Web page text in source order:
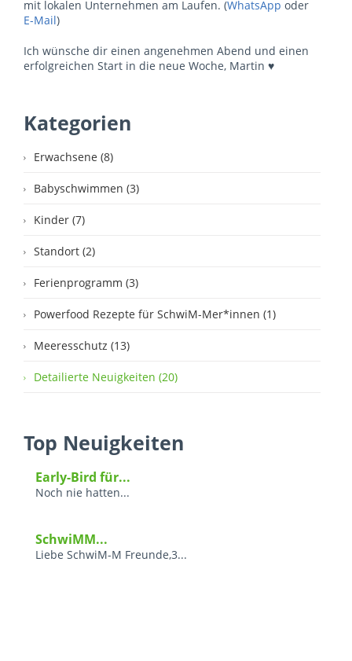
mit lokalen Unternehmen am Laufen. (WhatsApp oder
E-Mail)
Ich wünsche dir einen angenehmen Abend und einen
erfolgreichen Start in die neue Woche, Martin ♥
Kategorien
Erwachsene (8)
Babyschwimmen (3)
Kinder (7)
Standort (2)
Ferienprogramm (3)
Powerfood Rezepte für SchwiM-Mer*innen (1)
Meeresschutz (13)
Detailierte Neuigkeiten (20)
Top Neuigkeiten
Early-Bird für...
Noch nie hatten...
SchwiMM...
Liebe SchwiM-M Freunde,3...